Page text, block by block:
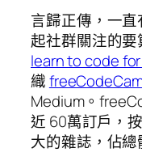
言歸正傳，一
起社群關注的要
learn to code
織
Medium。
近 60萬訂戶，
大的雜誌，佔總